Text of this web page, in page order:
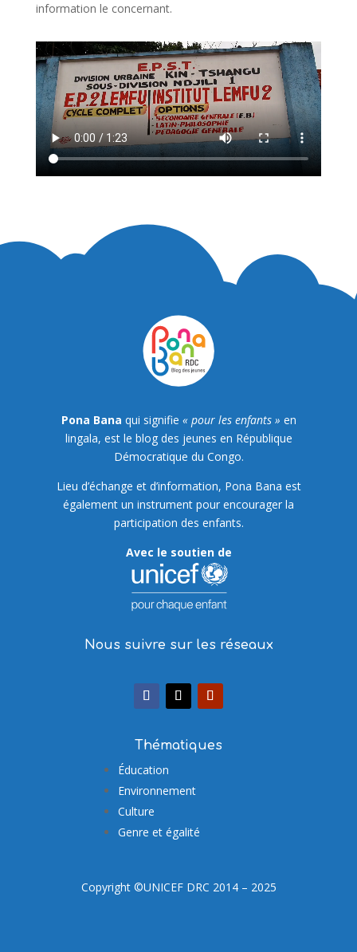
information le concernant.
Pona Bana qui signifie « pour les enfants » en
lingala, est le blog des jeunes en République
Démocratique du Congo.
Lieu d’échange et d’information, Pona Bana est
également un instrument pour encourager la
participation des enfants.
Avec le soutien de
Nous suivre sur les réseaux
Thématiques
Éducation
Environnement
Culture
Genre et égalité
Copyright ©UNICEF DRC 2014 – 2025